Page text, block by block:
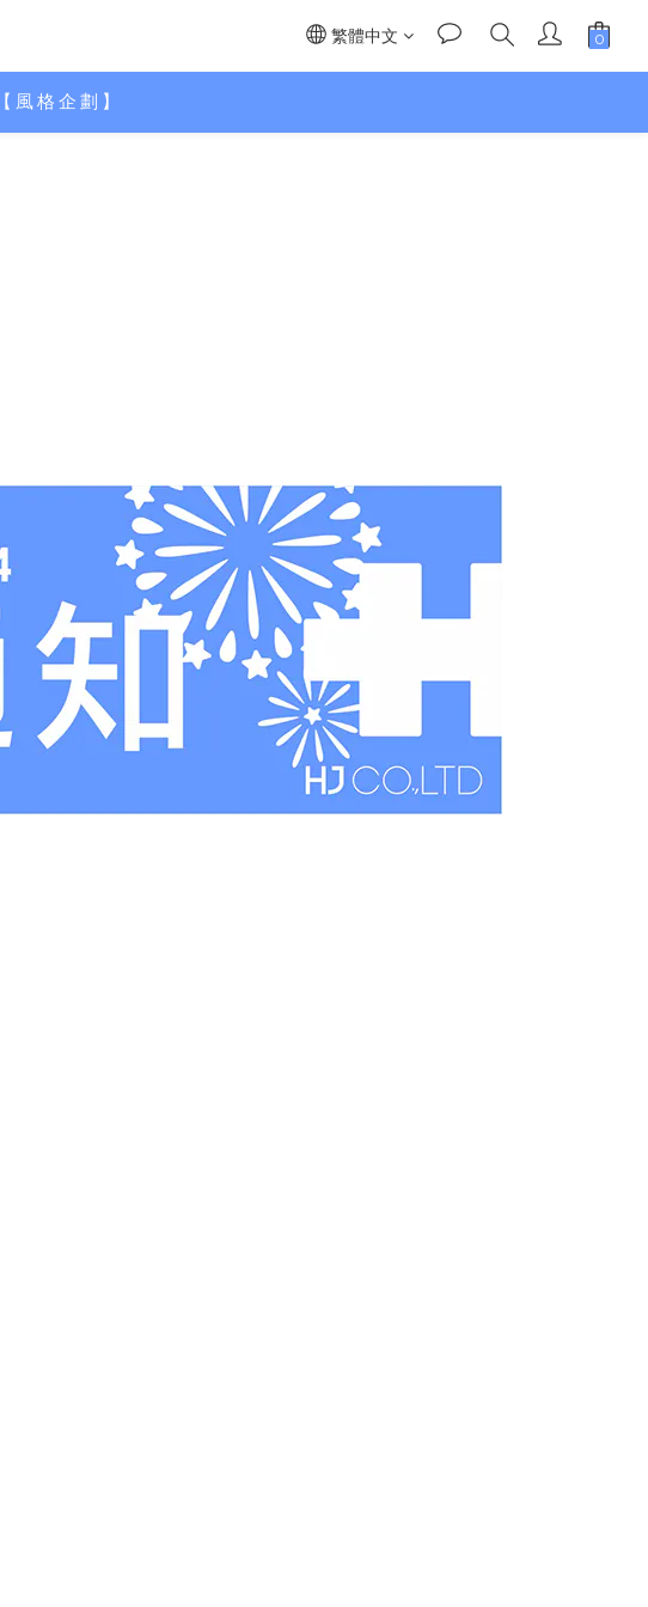
繁體中文
【風格企劃】